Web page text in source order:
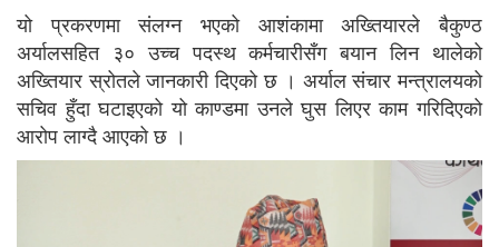
यो प्रकरणमा संलग्न भएको आशंकामा अख्तियारले बैकुण्ठ
अर्यालसहित ३० उच्च पदस्थ कर्मचारीसँग बयान लिन थालेको
अख्तियार स्रोतले जानकारी दिएको छ । अर्याल संचार मन्त्रालयको
सचिव हुँदा घटाइएको यो काण्डमा उनले घुस लिएर काम गरिदिएको
आरोप लाग्दै आएको छ ।